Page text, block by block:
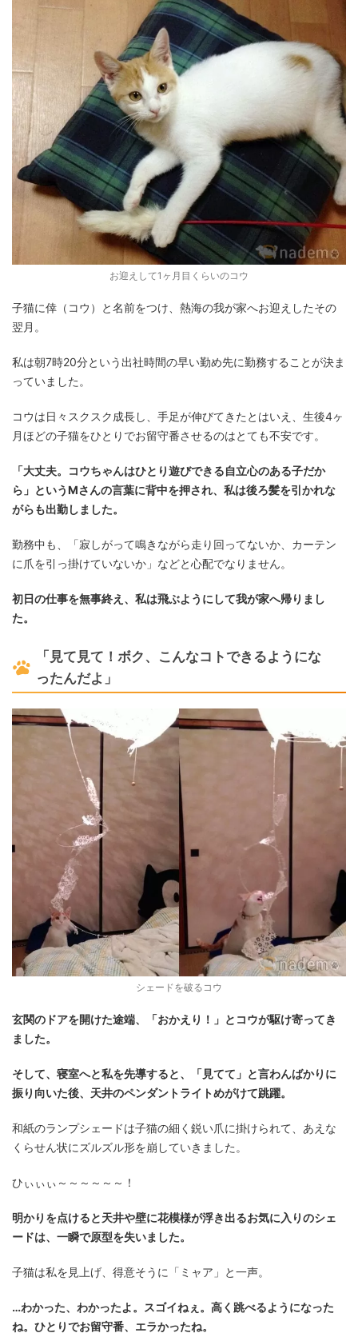
お迎えして1ヶ月目くらいのコウ
子猫に倖（コウ）と名前をつけ、熱海の我が家へお迎えしたその
翌月。
私は朝7時20分という出社時間の早い勤め先に勤務することが決ま
っていました。
コウは日々スクスク成長し、手足が伸びてきたとはいえ、生後4ヶ
月ほどの子猫をひとりでお留守番させるのはとても不安です。
「大丈夫。コウちゃんはひとり遊びできる自立心のある子だか
ら」というMさんの言葉に背中を押され、私は後ろ髪を引かれな
がらも出勤しました。
勤務中も、「寂しがって鳴きながら走り回ってないか、カーテン
に爪を引っ掛けていないか」などと心配でなりません。
初日の仕事を無事終え、私は飛ぶようにして我が家へ帰りまし
た。
「見て見て！ボク、こんなコトできるようにな
ったんだよ」
シェードを破るコウ
玄関のドアを開けた途端、「おかえり！」とコウが駆け寄ってき
ました。
そして、寝室へと私を先導すると、「見てて」と言わんばかりに
振り向いた後、天井のペンダントライトめがけて跳躍。
和紙のランプシェードは子猫の細く鋭い爪に掛けられて、あえな
くらせん状にズルズル形を崩していきました。
ひぃぃぃ～～～～～～！
明かりを点けると天井や壁に花模様が浮き出るお気に入りのシェ
ードは、一瞬で原型を失いました。
子猫は私を見上げ、得意そうに「ミャア」と一声。
…わかった、わかったよ。スゴイねぇ。高く跳べるようになった
ね。ひとりでお留守番、エラかったね。